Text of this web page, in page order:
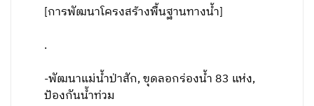
[การพัฒนาโครงสร้างพื้นฐานทางน้ำ]
.
-พัฒนาแม่น้ำป่าสัก, ขุดลอกร่องน้ำ 83 แห่ง,
ป้องกันน้ำท่วม